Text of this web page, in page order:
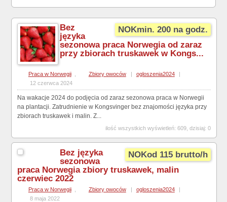
NOKmin. 200 na godz.
Bez
języka
sezonowa praca Norwegia od zaraz
przy zbiorach truskawek w Kongs...
Praca w Norwegii Zbiory owoców | ogloszenia2024
|
12 czerwca 2024
Na wakacje 2024 do podjęcia od zaraz sezonowa praca w Norwegii
na plantacji. Zatrudnienie w Kongsvinger bez znajomości języka przy
zbiorach truskawek i malin. Z...
ilość wszystkich wyświetleń: 609, dzisiaj: 0
NOKod 115 brutto/h
Bez języka
sezonowa
praca Norwegia zbiory truskawek, malin
czerwiec 2022
Praca w Norwegii Zbiory owoców | ogloszenia2024
|
8 maja 2022